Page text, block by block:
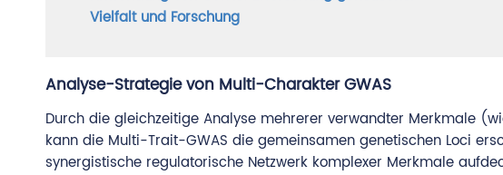
Vielfalt und Forschung
Analyse-Strategie von Multi-Charakter GWAS
Durch die gleichzeitige Analyse mehrerer verwandter Merkmale
kann die Multi-Trait-GWAS die gemeinsamen genetischen Loci
synergistische regulatorische Netzwerk komplexer Merkmale